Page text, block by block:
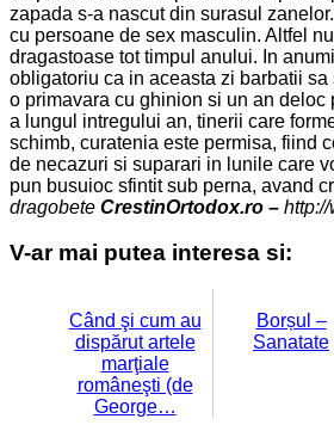
zapada s-a nascut din surasul
cu persoane de sex masculin. Altfel
dragastoase tot timpul anului. In
obligatoriu ca in aceasta zi barbatii
o primavara cu ghinion si un an
a lungul intregului an, tinerii care
schimb, curatenia este permisa, fiind
de necazuri si suparari in lunile care
pun busuioc sfintit sub perna, avand
dragobete CrestinOrtodox.ro –
V-ar mai putea interesa si:
Când şi cum au
dispărut artele
marţiale
româneşti (de
George…
Borșul –
Sanatate